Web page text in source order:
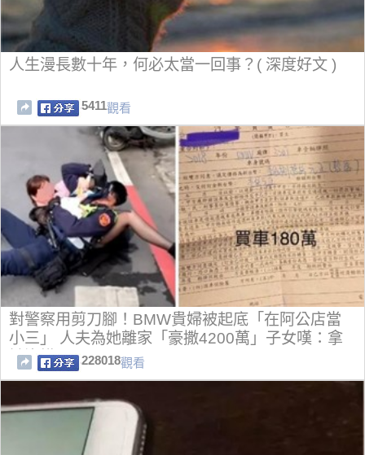
人生漫長數十年，何必太當一回事？( 深度好文 )
5411觀看
對警察用剪刀腳！BMW貴婦被起底「在阿公店當
小三」 人夫為她離家「豪撒4200萬」子女嘆：拿
她沒轍
228018觀看